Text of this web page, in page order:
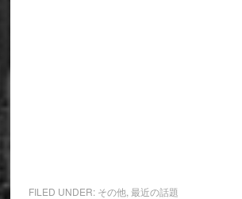
FILED UNDER: その他, 最近の話題